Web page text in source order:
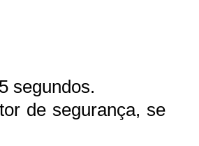
segundos.
de segurança, se